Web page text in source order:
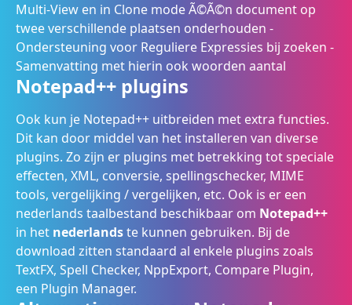
Multi-View en in Clone mode Ã©Ã©n document op
twee verschillende plaatsen onderhouden -
Ondersteuning voor Reguliere Expressies bij zoeken -
Samenvatting met hierin ook woorden aantal
Notepad++ plugins
Ook kun je Notepad++ uitbreiden met extra functies.
Dit kan door middel van het installeren van diverse
plugins. Zo zijn er plugins met betrekking tot speciale
effecten, XML, conversie, spellingschecker, MIME
tools, vergelijking / vergelijken, etc. Ook is er een
nederlands taalbestand beschikbaar om Notepad++
in het nederlandste kunnen gebruiken. Bij de
download zitten standaard al enkele plugins zoals
TextFX, Spell Checker, NppExport, Compare Plugin,
een Plugin Manager.